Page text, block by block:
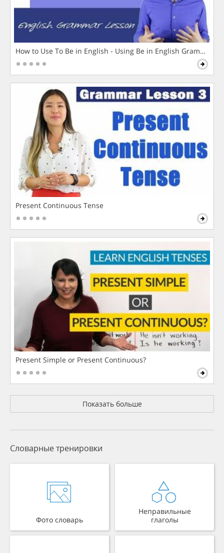
How to Use To Be in English - Using Be in English Grammar
Present Continuous Tense
Present Simple or Present Continuous?
Показать больше
Словарные тренировки
Фото словарь
Неправильные
глаголы